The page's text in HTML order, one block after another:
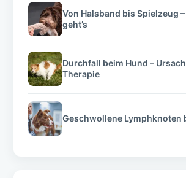
Von Halsband bis Spielzeug
geht’s
Durchfall beim Hund –
Therapie
Geschwollene Lymphknoten